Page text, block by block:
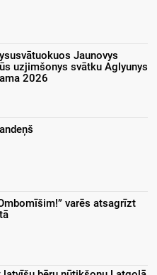
Jaunovys
uzjimšonys svātku Aglyunys
2026
varēs atsagrīzt